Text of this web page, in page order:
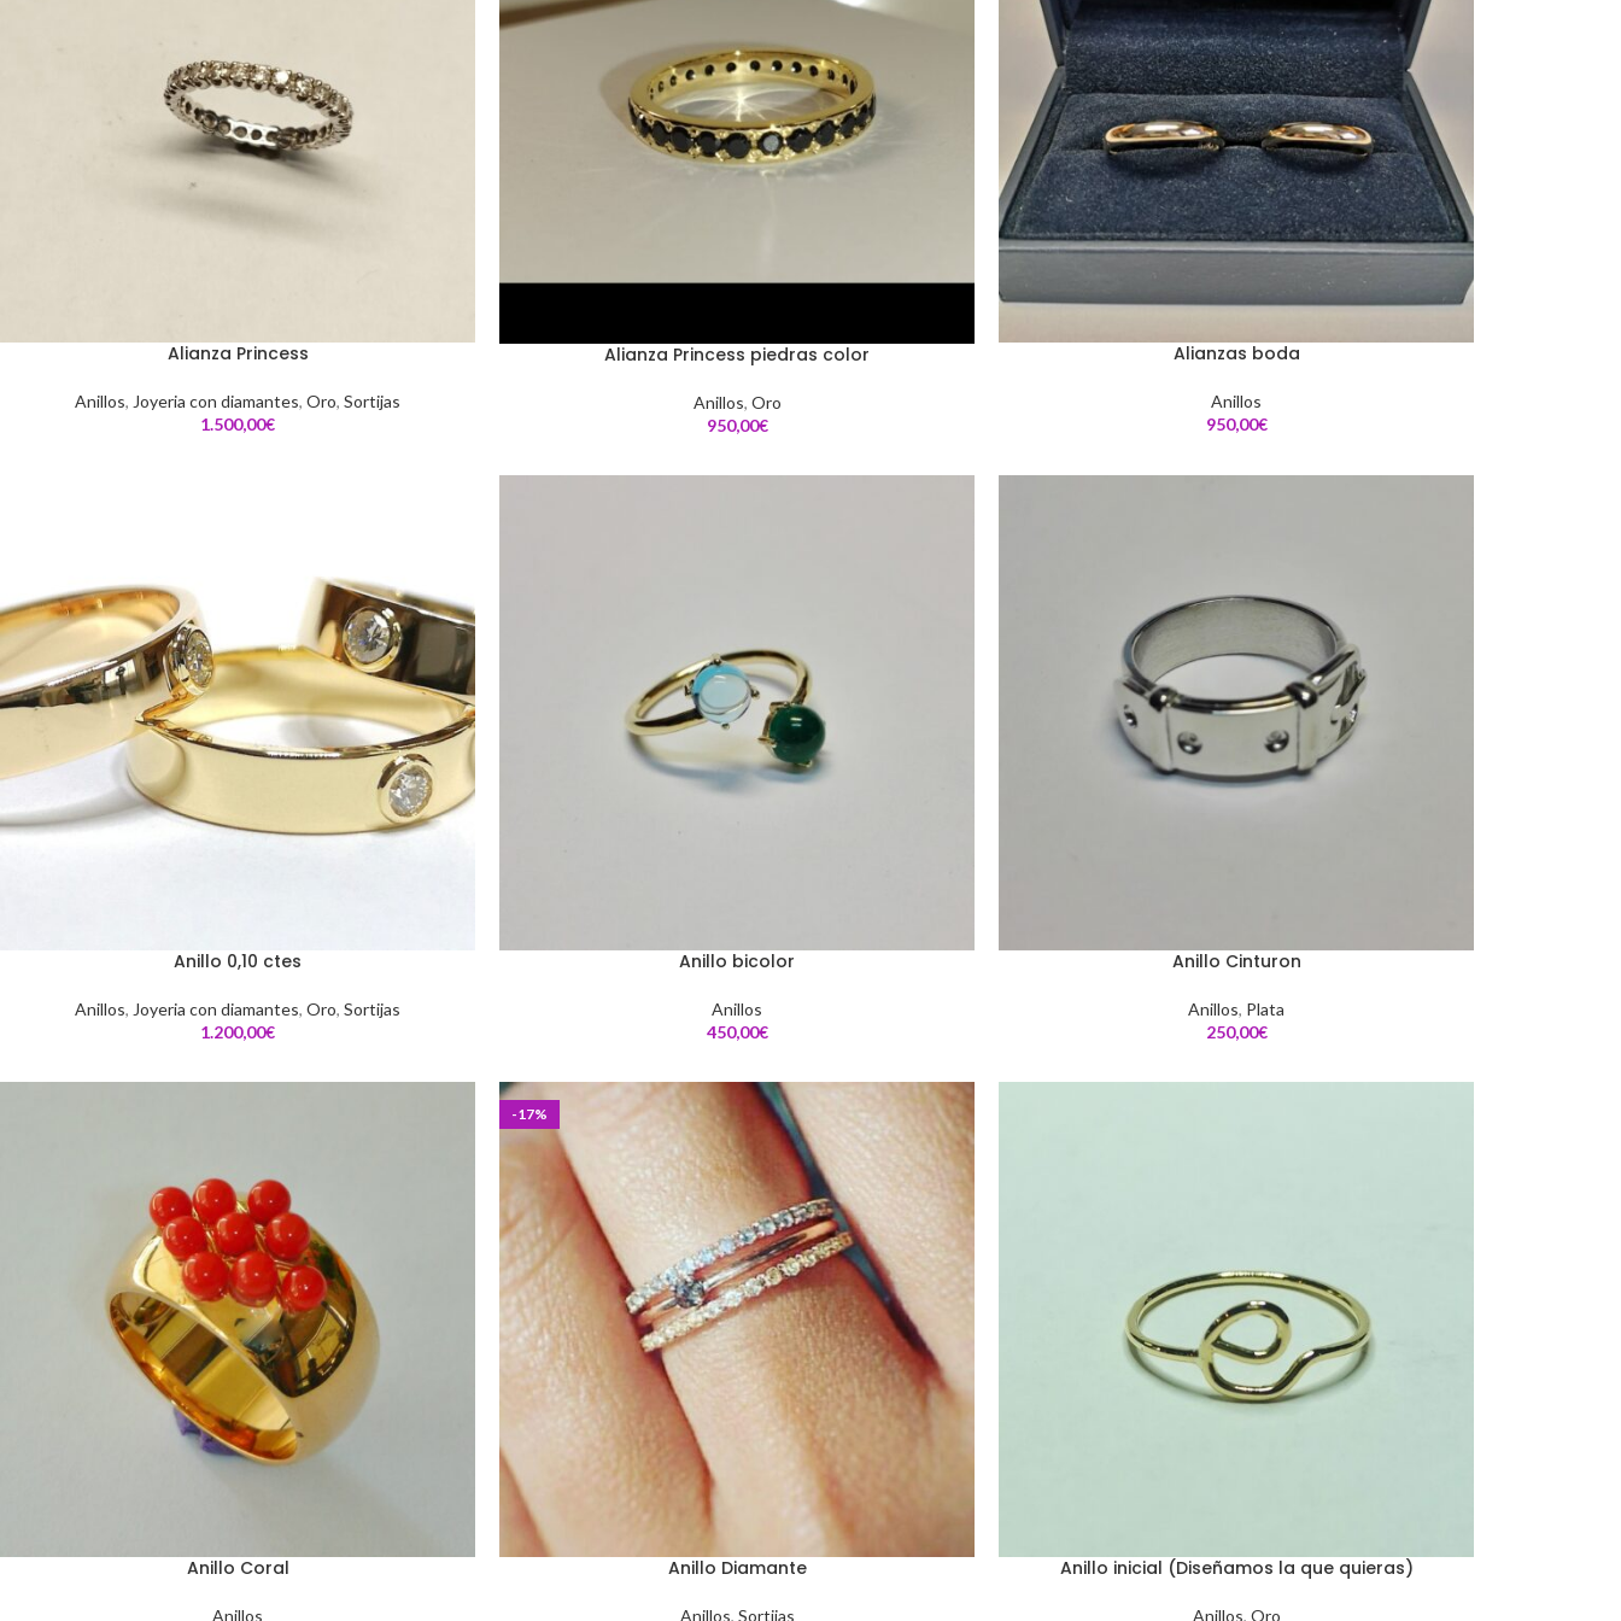
Alianza Princess
Anillos, Joyeria con diamantes, Oro, Sortijas
€
Alianza Princess piedras color
Anillos, Oro
€
Alianzas boda
Anillos
€
Anillo 0,10 ctes
Anillos, Joyeria con diamantes, Oro, Sortijas
€
Anillo bicolor
Anillos
€
Anillo Cinturon
Anillos, Plata
€
Anillo Coral
Anillos
-17%
Anillo Diamante
Anillos, Sortijas
Anillo inicial (Diseñamos la que quieras)
Anillos, Oro